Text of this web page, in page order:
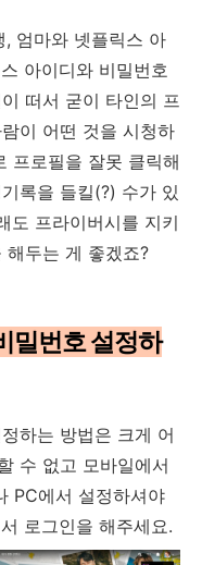
엄마와 넷플릭스 아
아이디와 비밀번호
떠서 굳이 타인의 프
이 어떤 것을 시청하
프로필을 잘못 클릭해
록을 들킬(?) 수가 있
도 프라이버시를 지키
해두는 게 좋겠죠?
밀번호 설정하
하는 방법은 크게 어
수 없고 모바일에서
PC에서 설정하셔야
로그인을 해주세요.